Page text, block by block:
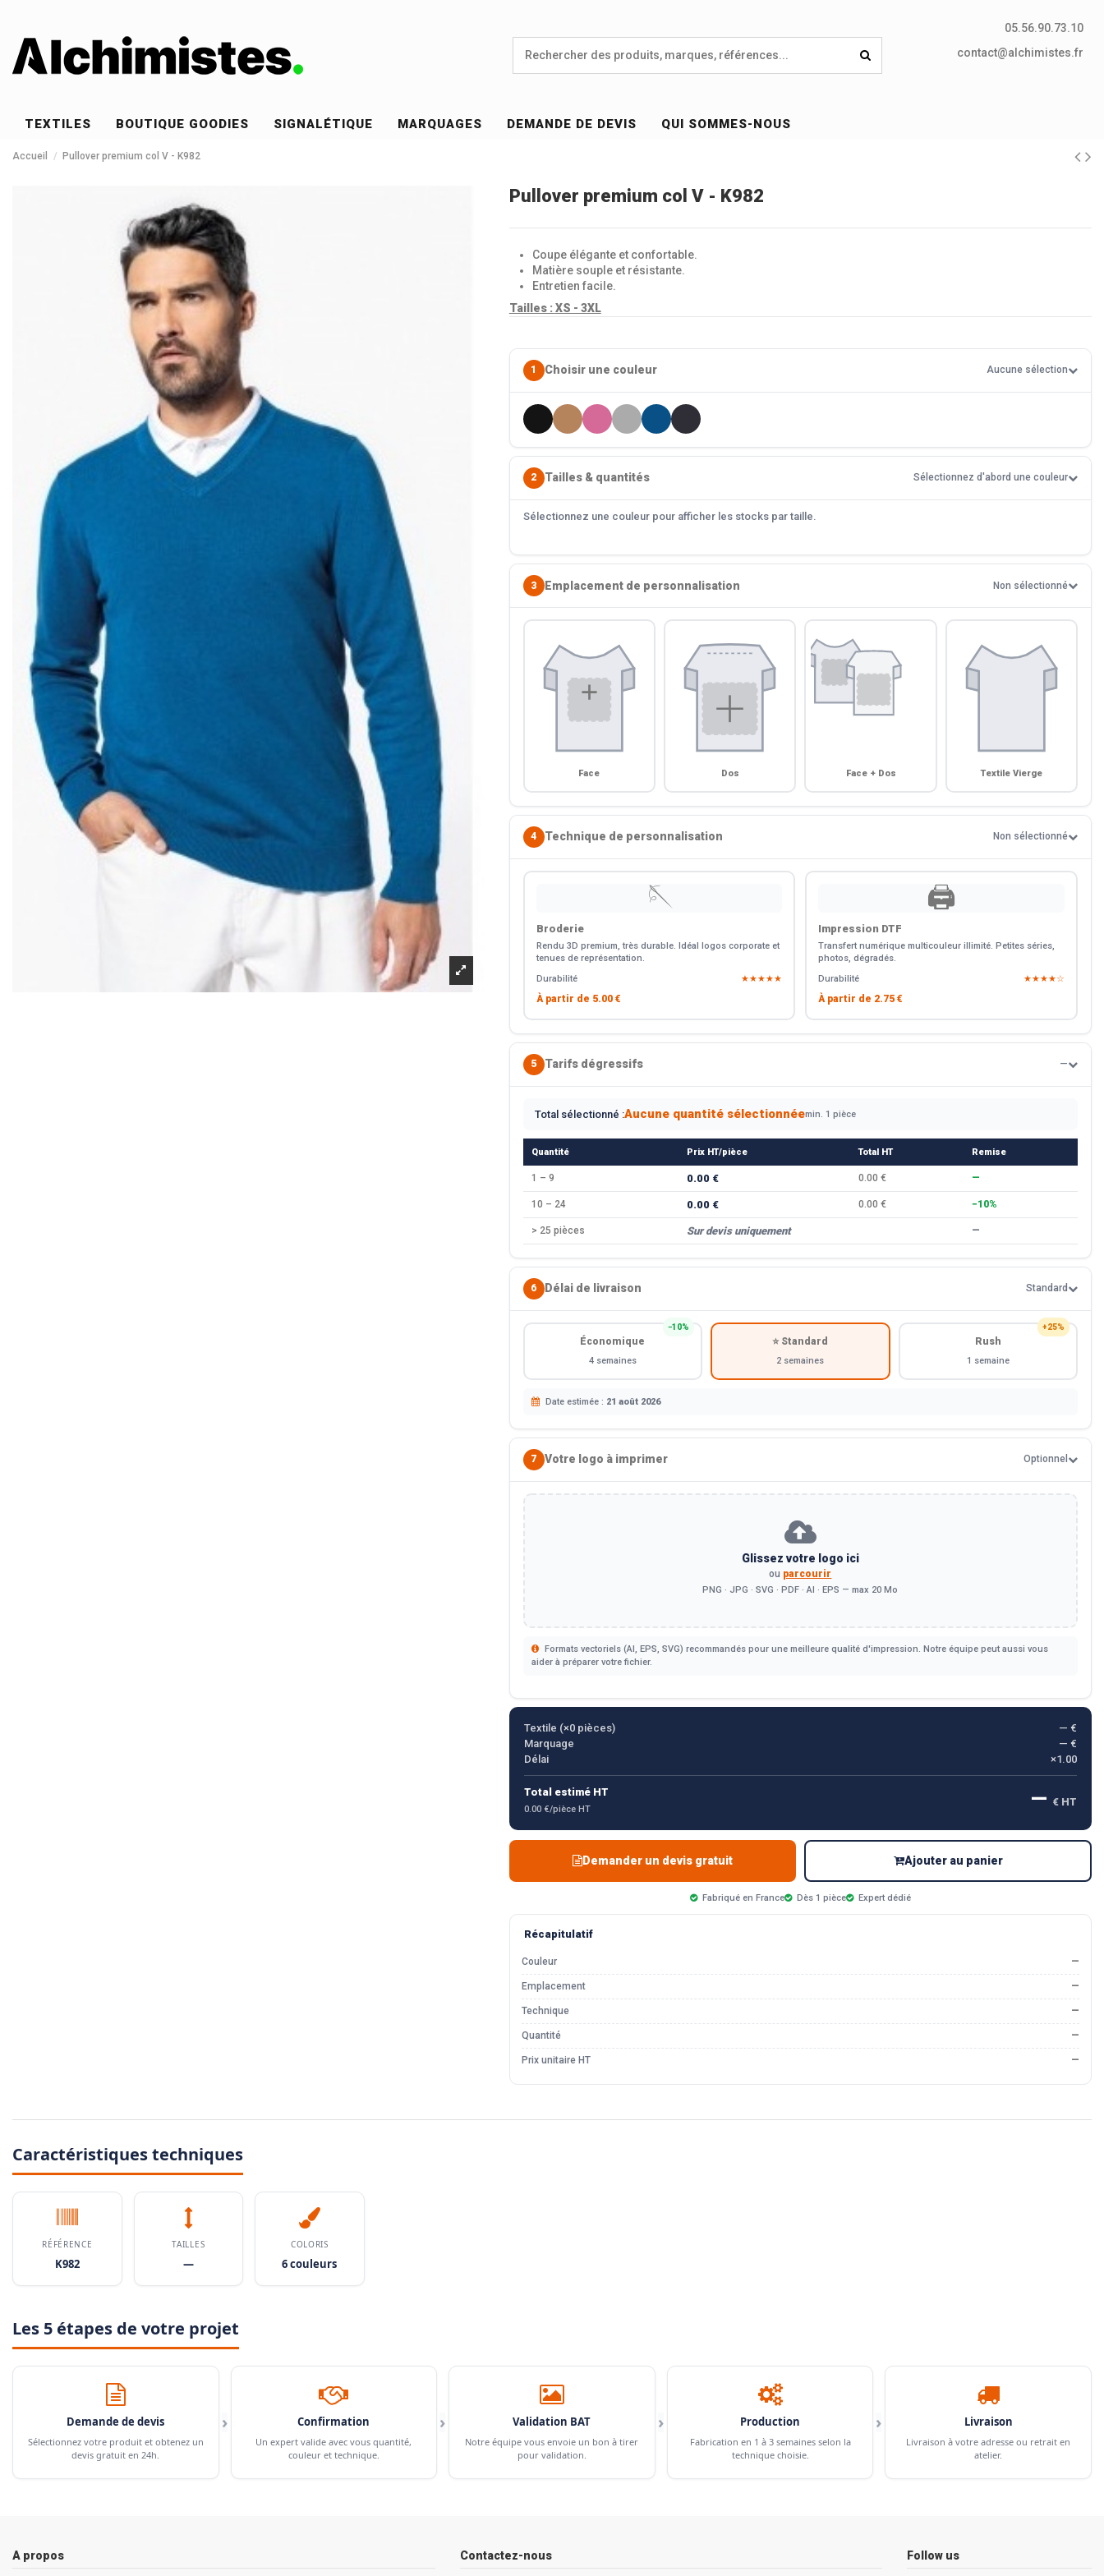
05.56.90.73.10
contact@alchimistes.fr
TEXTILES BOUTIQUE GOODIES SIGNALÉTIQUE MARQUAGES DEMANDE DE DEVIS QUI SOMMES-NOUS
Accueil Pullover premium col V - K982
Pullover premium col V - K982
Coupe élégante et confortable.
Matière souple et résistante.
Entretien facile.
Tailles : XS - 3XL
1 Choisir une couleur Aucune sélection
2 Tailles & quantités Sélectionnez d'abord une couleur
Sélectionnez une couleur pour afficher les stocks par taille.
3 Emplacement de personnalisation Non sélectionné
Face Dos Face + Dos Textile Vierge
4 Technique de personnalisation Non sélectionné
🪡
Broderie
Rendu 3D premium, très durable. Idéal logos corporate et
tenues de représentation.
Durabilité
★★★★★
À partir de 5.00 €
🖨️
Impression DTF
Transfert numérique multicouleur illimité. Petites séries,
photos, dégradés.
Durabilité
★★★★☆
À partir de 2.75 €
5 Tarifs dégressifs —
Total sélectionné :Aucune quantité sélectionnéemin. 1 pièce
Quantité Prix HT/pièce Total HT Remise
1 – 9 0.00 € 0.00 € —
10 – 24 0.00 € 0.00 € −10%
> 25 pièces Sur devis uniquement —
6 Délai de livraison Standard
−10%
Économique
4 semaines
⭐ Standard
2 semaines
+25%
Rush
1 semaine
Date estimée : 21 août 2026
7 Votre logo à imprimer Optionnel
Glissez votre logo ici
ou parcourir
PNG · JPG · SVG · PDF · AI · EPS — max 20 Mo
Formats vectoriels (AI, EPS, SVG) recommandés pour une meilleure qualité d'impression. Notre équipe peut aussi vous
aider à préparer votre fichier.
Textile (×0pièces)
— €
Marquage
— €
Délai
×1.00
Total estimé HT
0.00 €/pièce HT — € HT
Demander un devis gratuit Ajouter au panier
Fabriqué en France Dès 1 pièce Expert dédié
Récapitulatif
Couleur —
Emplacement —
Technique —
Quantité —
Prix unitaire HT —
Caractéristiques techniques
RÉFÉRENCE
K982
TAILLES
—
COLORIS
6 couleurs
Les 5 étapes de votre projet
Demande de devis
Sélectionnez votre produit et obtenez un
devis gratuit en 24h.
› Confirmation
Un expert valide avec vous quantité,
couleur et technique.
› Validation BAT
Notre équipe vous envoie un bon à tirer
pour validation.
› Production
Fabrication en 1 à 3 semaines selon la
technique choisie.
› Livraison
Livraison à votre adresse ou retrait en
atelier.
A propos Contactez-nous Follow us